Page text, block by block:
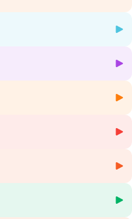
hypnose :
qu'il vous faut pour optimiser
ta voix :
directement, nous pourrons